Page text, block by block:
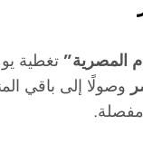
المصرية” تغطية
وصولًا إلى باقي
مفصلة.